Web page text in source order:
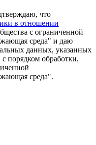
что
в отношении
с ограниченной
среда" и даю
данных, указанных
порядком обработки,
среда".